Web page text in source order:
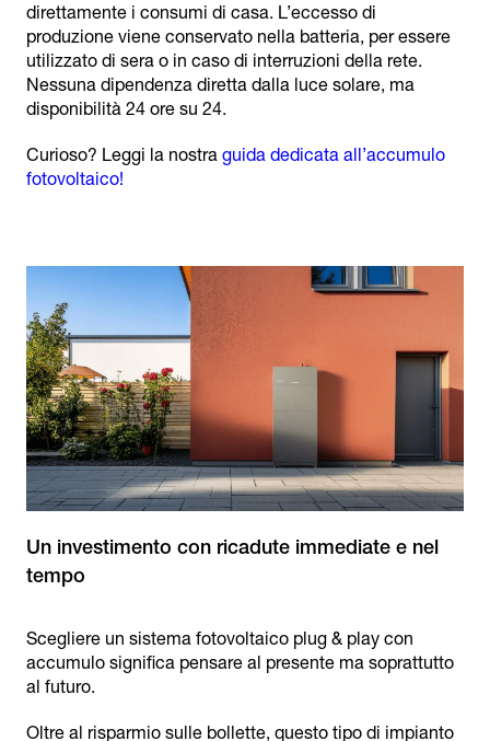
direttamente i consumi di casa. L’eccesso di
produzione viene conservato nella batteria, per essere
utilizzato di sera o in caso di interruzioni della rete.
Nessuna dipendenza diretta dalla luce solare, ma
disponibilità 24 ore su 24.
Curioso? Leggi la nostra guida dedicata all’accumulo
fotovoltaico!
Un investimento con ricadute immediate e nel
Scegliere un sistema fotovoltaico plug & play con
accumulo significa pensare al presente ma soprattutto
al futuro.
Oltre al risparmio sulle bollette, questo tipo di impianto